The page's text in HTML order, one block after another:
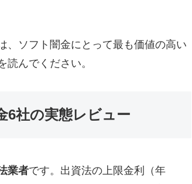
、ソフト闇金にとって最も価値の高い
んでください。
6社の実態レビュー
業者です。出資法の上限金利（年